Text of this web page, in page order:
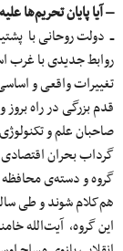
– آیا پایان تحریم‌ها
ــ دولت روحانی با
روابط جدیدی با غرب
تغییرات واقعی و
قدم بزرگی در راه
صاحبان علم و
گرداب بحران
گروه و دسته‌ی
هم‌کلام شوند و طی
این گروه، آیت‌الله